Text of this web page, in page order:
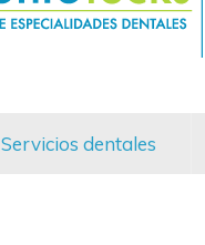
Servicios dentales